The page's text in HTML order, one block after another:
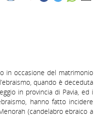
in occasione del matrimonio
quando è deceduta
in provincia di Pavia, ed i
hanno fatto incidere
(candelabro ebraico a